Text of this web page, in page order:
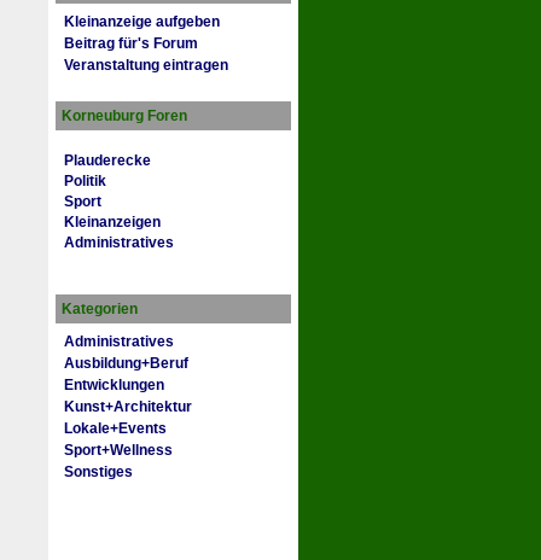
Kleinanzeige aufgeben
Beitrag für's Forum
Veranstaltung eintragen
Korneuburg Foren
Plauderecke
Politik
Sport
Kleinanzeigen
Administratives
Kategorien
Administratives
Ausbildung+Beruf
Entwicklungen
Kunst+Architektur
Lokale+Events
Sport+Wellness
Sonstiges